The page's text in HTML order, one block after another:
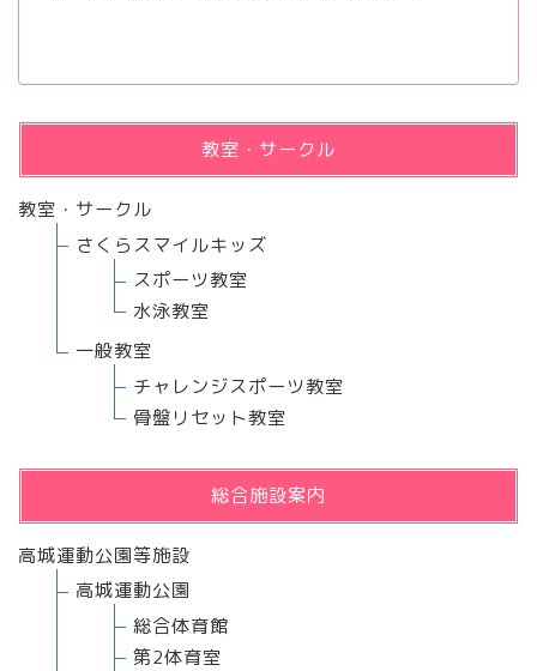
教室・サークル
教室・サークル
さくらスマイルキッズ
スポーツ教室
水泳教室
一般教室
チャレンジスポーツ教室
骨盤リセット教室
総合施設案内
高城運動公園等施設
高城運動公園
総合体育館
第2体育室